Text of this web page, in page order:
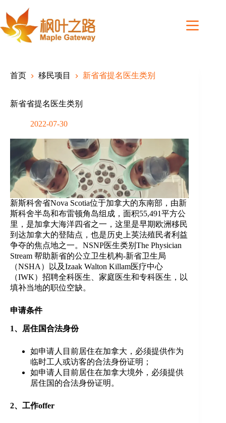
content
首页 移民项目 新省省提名医生类别
新省省提名医生类别
2022-07-30
新斯科舍省Nova Scotia位于加拿大的东南部，由新
斯科舍半岛和布雷顿角岛组成，面积55,491平方公
里，是加拿大海洋四省之一，这里是早期欧洲移民
到达加拿大的登陆点，也是历史上英法殖民者利益
争夺的焦点地之一。NSNP医生类别The Physician
Stream 帮助新省的公立卫生机构-新省卫生局
（NSHA）以及Izaak Walton Killam医疗中心
（IWK）招聘全科医生、家庭医生和专科医生，以
填补当地的职位空缺。
申请条件
1、居住国合法身份
如申请人目前居住在加拿大，必须提供作为
临时工人或访客的合法身份证明；
如申请人目前居住在加拿大境外，必须提供
居住国的合法身份证明。
2、工作offer